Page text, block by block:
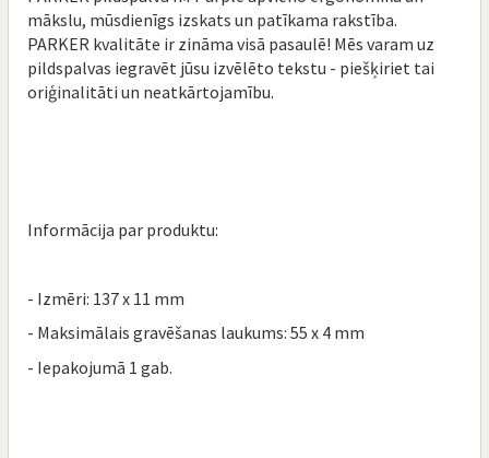
mākslu, mūsdienīgs izskats un patīkama rakstība.
PARKER kvalitāte ir zināma visā pasaulē! Mēs varam uz
pildspalvas iegravēt jūsu izvēlēto tekstu - piešķiriet tai
oriģinalitāti un neatkārtojamību.
Informācija par produktu:
- Izmēri: 137 x 11 mm
- Maksimālais gravēšanas laukums: 55 x 4 mm
- Iepakojumā 1 gab.